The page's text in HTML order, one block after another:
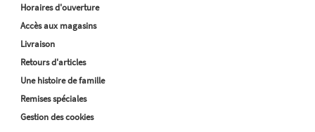
Horaires d'ouverture
Accès aux magasins
Livraison
Retours d'articles
Une histoire de famille
Remises spéciales
Gestion des cookies